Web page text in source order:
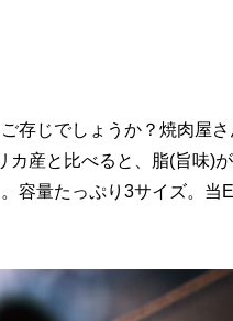
存じでしょうか？焼肉屋
産と比べると、脂(旨味)
容量たっぷり3サイズ。当